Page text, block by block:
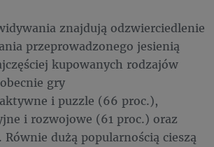
znajdują odzwierciedlenie
przeprowadzonego jesienią
kupowanych rodzajów
gry
i puzzle (66 proc.),
i rozwojowe (61 proc.) oraz
dużą popularnością cieszą